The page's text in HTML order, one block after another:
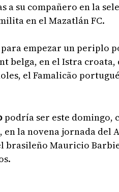
a su compañero en la
en el Mazatlán FC.
para empezar un periplo
belga, en el Istra croata,
el Famalicão
podría ser este domingo,
la novena jornada del
brasileño Mauricio